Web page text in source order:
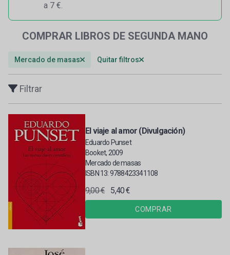
a 7 €.
COMPRAR LIBROS DE SEGUNDA MANO
Mercado de masas Quitar filtros
Filtrar
El viaje al amor (Divulgación)
Eduardo Punset
Booket, 2009
Mercado de masas
ISBN 13: 9788423341108
9,00 € 5,40 €
COMPRAR